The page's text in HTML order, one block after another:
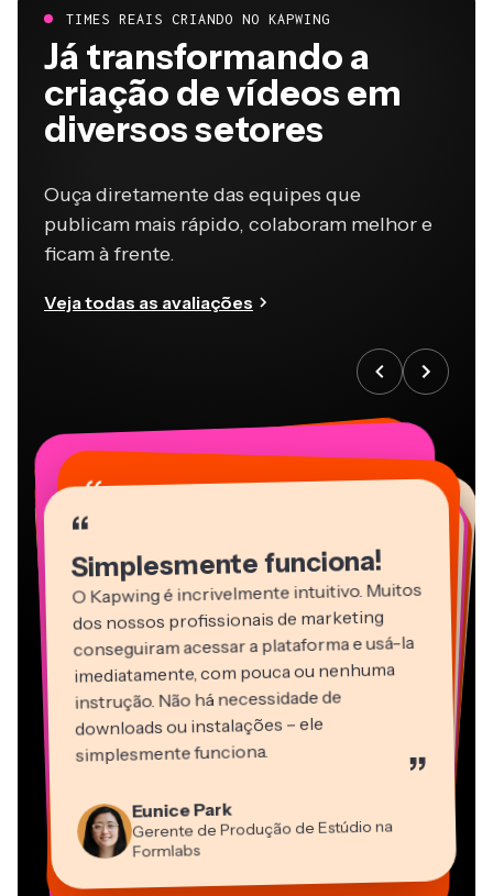
TIMES REAIS CRIANDO NO KAPWING
Já transformando a
criação de vídeos em
diversos setores
Ouça diretamente das equipes que
publicam mais rápido, colaboram melhor e
ficam à frente.
Veja todas as avaliações
“
Simplesmente funciona!
O Kapwing é incrivelmente intuitivo. Muitos
dos nossos profissionais de marketing
conseguiram acessar a plataforma e usá-la
imediatamente, com pouca ou nenhuma
instrução. Não há necessidade de
downloads ou instalações – ele
simplesmente funciona. ”
Eunice Park
Gerente de Produção de Estúdio na
Formlabs
“
Vannesia Darby
CEO da MOXIE Nashville
“
Grant Taleck
Cofundador da
AuthentIQMarketing.com
Sócio Diretor da EPATHLON
“
Kerry-lee Farla
Youtuber
Gracie Peng
Diretor de Conteúdo
“
Martin James
Editor de Vídeo
Heidi Rae
Educação
“
Consultor
“
Mitch Rawlings
Freelancer de Serviços de Informação
“
Dina Segovia
Trabalhador Autônomo Virtual